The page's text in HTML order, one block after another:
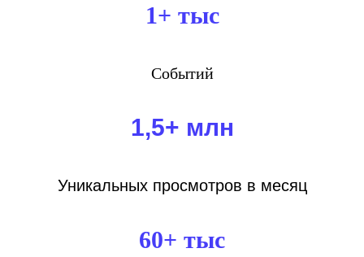
1+ тыс
Событий
1,5+ млн
Уникальных просмотров в месяц
60+ тыс